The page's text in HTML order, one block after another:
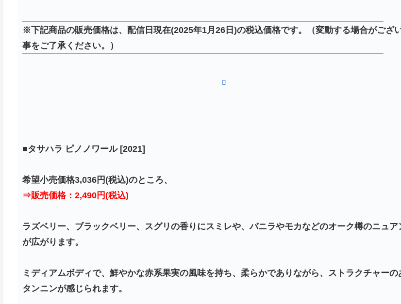
※下記商品の販売価格は、配信日現在(2025年1月26日)の税込価格です。（変動する場合がござ
事をご了承ください。）
■タサハラ ピノノワール [2021]
希望小売価格3,036円(税込)のところ、
⇒販売価格：2,490円(税込)
ラズベリー、ブラックベリー、スグリの香りにスミレや、バニラやモカなどのオーク樽のニュア
が広がります。
ミディアムボディで、鮮やかな赤系果実の風味を持ち、柔らかでありながら、ストラクチャーの
タンニンが感じられます。